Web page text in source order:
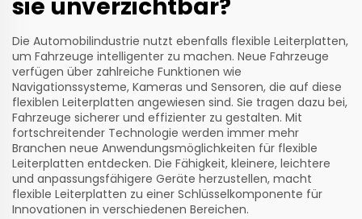
sie unverzichtbar?
Die Automobilindustrie nutzt ebenfalls flexible Leiterplatten,
um Fahrzeuge intelligenter zu machen. Neue Fahrzeuge
verfügen über zahlreiche Funktionen wie
Navigationssysteme, Kameras und Sensoren, die auf diese
flexiblen Leiterplatten angewiesen sind. Sie tragen dazu bei,
Fahrzeuge sicherer und effizienter zu gestalten. Mit
fortschreitender Technologie werden immer mehr
Branchen neue Anwendungsmöglichkeiten für flexible
Leiterplatten entdecken. Die Fähigkeit, kleinere, leichtere
und anpassungsfähigere Geräte herzustellen, macht
flexible Leiterplatten zu einer Schlüsselkomponente für
Innovationen in verschiedenen Bereichen.